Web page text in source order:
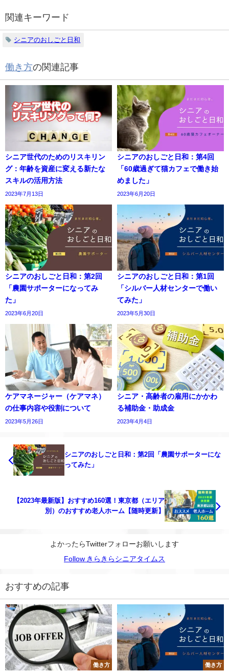
関連キーワード
シニアのおしごと日和
働き方の関連記事
シニア世代のためのリスキリン
グ：年齢を資産に変える新たな
スキルの活用方法
2023年7月13日
シニアのおしごと日和：第4回
「60歳過ぎて猫カフェで働き始
めました」
2023年6月20日
シニアのおしごと日和：第2回
「農園サポーターになってみ
た」
2023年6月20日
シニアのおしごと日和：第1回
「シルバー人材センターで働い
てみた」
2023年5月30日
ケアマネージャー（ケアマネ）
の仕事内容や役割について
2023年5月26日
シニア・高齢者の雇用にかかわ
る補助金・助成金
2023年4月4日
シニアのおしごと日和：第2回「農園サポーターにな
ってみた」
【2023年最新版】おすすめ160選！東京都（エリア
別）のおすすめ老人ホーム【随時更新】
よかったらTwitterフォローお願いします
Follow きらきらシニアタイムス
おすすめの記事
働き方 働き方